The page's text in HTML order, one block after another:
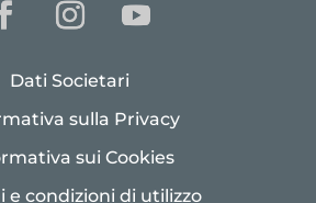
Dati Societari
sulla Privacy
sui Cookies
e condizioni di utilizzo